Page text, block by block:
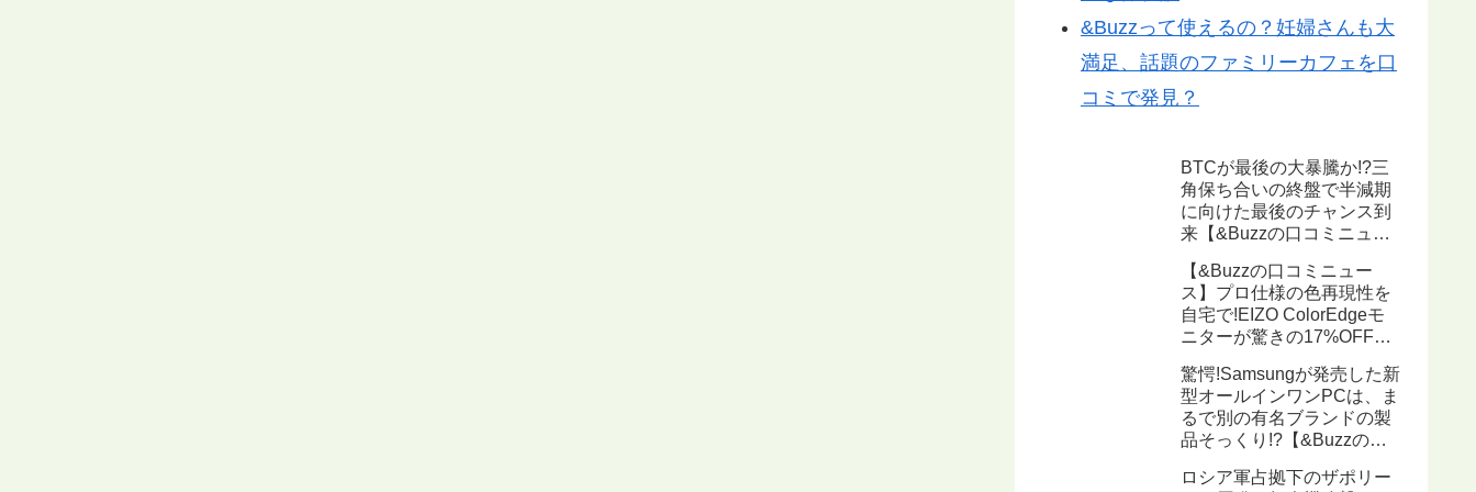
&Buzzって使えるの？妊婦さんも大
満足、話題のファミリーカフェを口
コミで発見？
BTCが最後の大暴騰か!?三
角保ち合いの終盤で半減期
に向けた最後のチャンス到
来【&Buzzの口コミニュー
【&Buzzの口コミニュー
ス】プロ仕様の色再現性を
自宅で!EIZO ColorEdgeモ
ニターが驚きの17%OFF、
ション機能搭載で写真・動
画編集に最適
驚愕!Samsungが発売した新
型オールインワンPCは、ま
るで別の有名ブランドの製
品そっくり!?【&Buzzの口
ロシア軍占拠下のザポリー